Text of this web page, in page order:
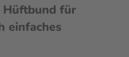
Hüftbund für
einfaches